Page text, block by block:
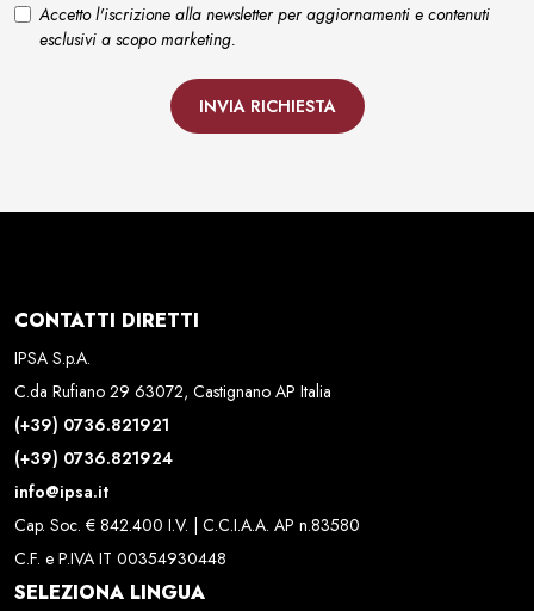
Accetto l'iscrizione alla newsletter per aggiornamenti e contenuti
esclusivi a scopo marketing.
INVIA RICHIESTA
CONTATTI DIRETTI
IPSA S.p.A.
C.da Rufiano 29 63072, Castignano AP Italia
(+39) 0736.821921
(+39) 0736.821924
info@ipsa.it
Cap. Soc. € 842.400 I.V. | C.C.I.A.A. AP n.83580
C.F. e P.IVA IT 00354930448
SELEZIONA LINGUA